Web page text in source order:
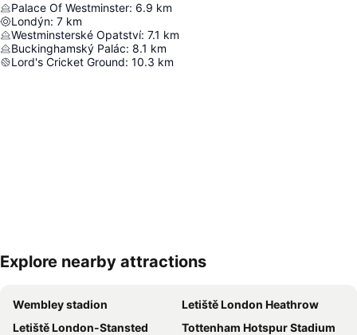
Palace Of Westminster: 6.9 km
Londýn: 7 km
Westminsterské Opatství: 7.1 km
Buckinghamský Palác: 8.1 km
Lord's Cricket Ground: 10.3 km
Explore nearby attractions
Wembley stadion
Letiště London Heathrow
Letiště London-Stansted
Tottenham Hotspur Stadium